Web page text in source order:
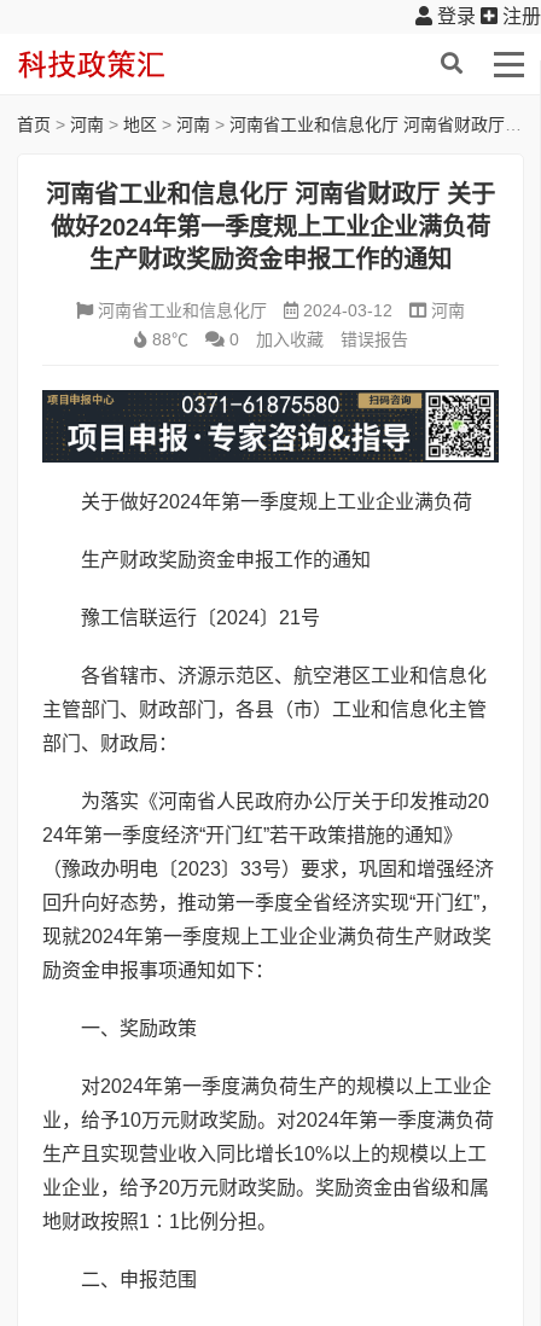
登录 注册
首页 > 河南 > 地区 > 河南 > 河南省工业和信息化厅 河南省财政厅 关于做好2024年第一季度规上工业企业满负荷 生产财政奖励资金申报工作的通知
河南省工业和信息化厅 河南省财政厅 关于
做好2024年第一季度规上工业企业满负荷
生产财政奖励资金申报工作的通知
河南省工业和信息化厅 2024-03-12
河南
88℃
0 加入收藏 错误报告
关于做好2024年第一季度规上工业企业满负荷
生产财政奖励资金申报工作的通知
豫工信联运行〔2024〕21号
各省辖市、济源示范区、航空港区工业和信息化
主管部门、财政部门，各县（市）工业和信息化主管
部门、财政局：
为落实《河南省人民政府办公厅关于印发推动20
24年第一季度经济“开门红”若干政策措施的通知》
（豫政办明电〔2023〕33号）要求，巩固和增强经济
回升向好态势，推动第一季度全省经济实现“开门红”，
现就2024年第一季度规上工业企业满负荷生产财政奖
励资金申报事项通知如下：
一、奖励政策
对2024年第一季度满负荷生产的规模以上工业企
业，给予10万元财政奖励。对2024年第一季度满负荷
生产且实现营业收入同比增长10%以上的规模以上工
业企业，给予20万元财政奖励。奖励资金由省级和属
地财政按照1∶1比例分担。
二、申报范围